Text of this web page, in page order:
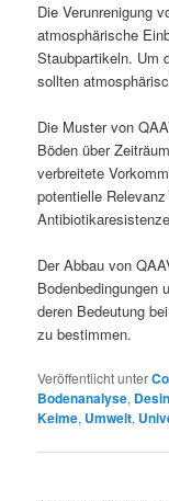
Die Verunrenigung
atmosphärische
Staubpartikeln. Um
sollten
Die Muster von
Böden über
verbreitete
potentielle
Der Abbau von
Bodenbedingungen
deren Bedeutung
zu bestimmen.
Veröffentlicht unter
Bodenanalyse,
Keime, Umwelt,